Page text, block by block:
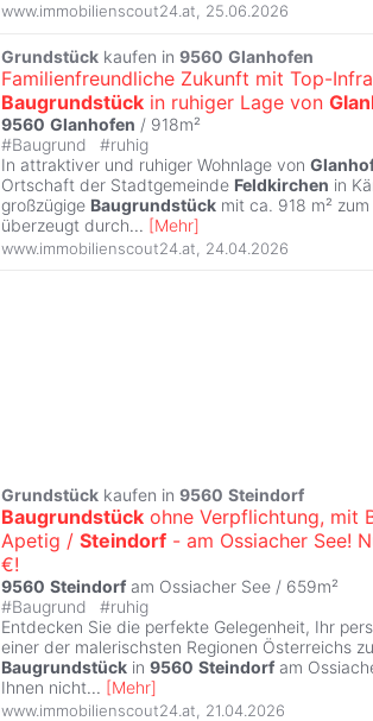
www.immobilienscout24.at 25.06.2026
Grundstück kaufen in 9560 Glanhofen
Familienfreundliche Zukunft mit Top-
Baugrundstück in ruhiger Lage von
9560 Glanhofen / 918m²
#Baugrund #ruhig
In attraktiver und ruhiger Wohnlage von
Ortschaft der Stadtgemeinde Feldkirchen in
großzügige Baugrundstück mit ca. 918 m²
überzeugt durch... [Mehr]
www.immobilienscout24.at 24.04.2026
Grundstück kaufen in 9560 Steindorf
Baugrundstück ohne Verpflichtung, mit
Apetig / Steindorf - am Ossiacher See!
€!
9560 Steindorf am Ossiacher See / 659m²
#Baugrund #ruhig
Entdecken Sie die perfekte Gelegenheit, Ihr
einer der malerischsten Regionen Österreichs
Baugrundstück in 9560 Steindorf am
Ihnen nicht... [Mehr]
www.immobilienscout24.at 21.04.2026